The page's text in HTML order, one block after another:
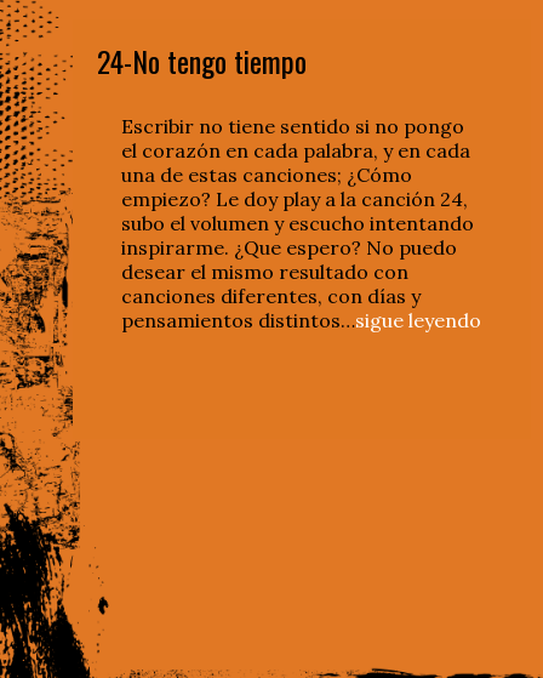
24-No tengo tiempo
Escribir no tiene sentido si no pongo
el corazón en cada palabra, y en cada
una de estas canciones; ¿Cómo
empiezo? Le doy play a la canción 24,
subo el volumen y escucho intentando
inspirarme. ¿Que espero? No puedo
desear el mismo resultado con
canciones diferentes, con días y
pensamientos distintos…sigue leyendo